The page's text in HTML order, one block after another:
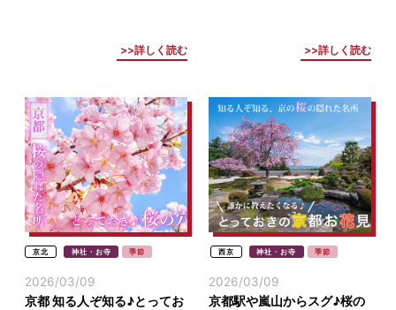
詳しく読む 詳しく読む
京北 神社・お寺 季節
2026/03/09
京都 知る人ぞ知る♪とってお
西京 神社・お寺 季節
2026/03/09
京都駅や嵐山からスグ♪桜の